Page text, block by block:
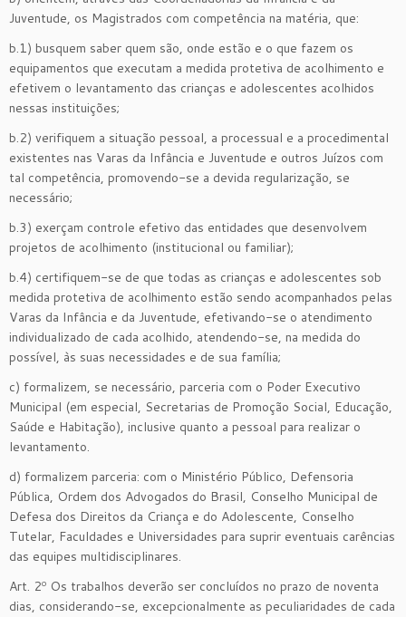
Juventude, os Magistrados com competência na matéria, que:
b.1) busquem saber quem são, onde estão e o que fazem os
equipamentos que executam a medida protetiva de acolhimento e
efetivem o levantamento das crianças e adolescentes acolhidos
nessas instituições;
b.2) verifiquem a situação pessoal, a processual e a procedimental
existentes nas Varas da Infância e Juventude e outros Juízos com
tal competência, promovendo-se a devida regularização, se
necessário;
b.3) exerçam controle efetivo das entidades que desenvolvem
projetos de acolhimento (institucional ou familiar);
b.4) certifiquem-se de que todas as crianças e adolescentes sob
medida protetiva de acolhimento estão sendo acompanhados pelas
Varas da Infância e da Juventude, efetivando-se o atendimento
individualizado de cada acolhido, atendendo-se, na medida do
possível, às suas necessidades e de sua família;
c) formalizem, se necessário, parceria com o Poder Executivo
Municipal (em especial, Secretarias de Promoção Social, Educação,
Saúde e Habitação), inclusive quanto a pessoal para realizar o
levantamento.
d) formalizem parceria: com o Ministério Público, Defensoria
Pública, Ordem dos Advogados do Brasil, Conselho Municipal de
Defesa dos Direitos da Criança e do Adolescente, Conselho
Tutelar, Faculdades e Universidades para suprir eventuais carências
das equipes multidisciplinares.
Art. 2º Os trabalhos deverão ser concluídos no prazo de noventa
dias, considerando-se, excepcionalmente as peculiaridades de cada